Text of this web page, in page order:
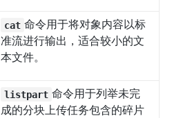
cat 命令用于将对象内容以标
准流进行输出，适合较小的文
本文件。
listpart 命令用于列举未完
成的分块上传任务包含的碎片